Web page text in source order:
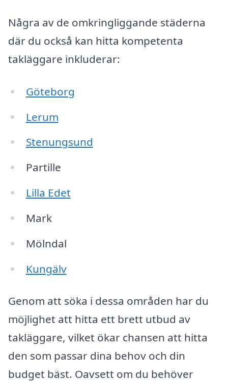
Några av de omkringliggande städerna
där du också kan hitta kompetenta
takläggare inkluderar:
Göteborg
Lerum
Stenungsund
Partille
Lilla Edet
Mark
Mölndal
Kungälv
Genom att söka i dessa områden har du
möjlighet att hitta ett brett utbud av
takläggare, vilket ökar chansen att hitta
den som passar dina behov och din
budget bäst. Oavsett om du behöver